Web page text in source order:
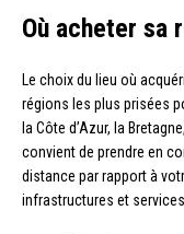
Où acheter sa
Le choix du lieu où
régions les plus prisées
la Côte d’Azur, la
convient de prendre en
distance par rapport à
infrastructures et